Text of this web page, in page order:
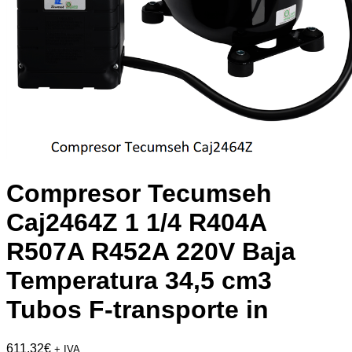
Compresor Tecumseh
Caj2464Z 1 1/4 R404A
R507A R452A 220V Baja
Temperatura 34,5 cm3
Tubos F-transporte in
611,32€ + IVA